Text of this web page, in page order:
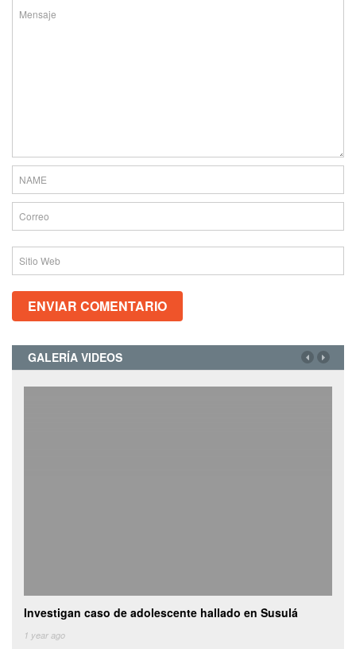
GALERÍA VIDEOS
hallado en Susulá
Camioneta con vegetales choca